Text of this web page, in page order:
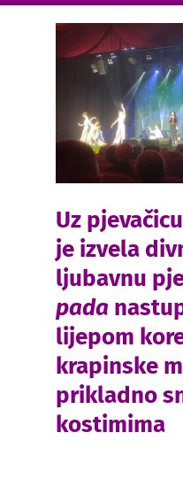
Uz
je izvela
ljubavnu
pada
lijepom
krapinske
prikladno
kostimima